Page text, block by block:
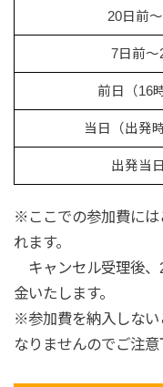
20日前
7日前～
前日（16
当日（出発
出発当
※ここでの参加費には
れます。
キャンセル受理後、
金いたします。
※参加費を納入しない
なりませんのでご注意